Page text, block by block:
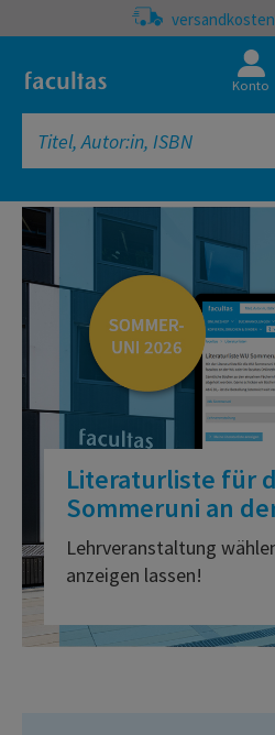
Konto
facultas
Literaturliste für
Sommeruni an
Lehrveranstaltung
anzeigen lassen!